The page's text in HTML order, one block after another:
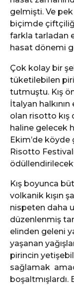
gelmişti. Ve
biçimde
farkla tarladan
hasat dönemi
Çok kolay bir
tüketilebilen
tutmuştu. Kış
İtalyan
olan risotto kış
haline gelecek
Ekim’de
Risotto
Kış boyunca
volkanik kışın
nispeten daha
düzenlenmiş
elinden geleni
yaşanan
pirincin
sağlamak
boşaltmışlardı.